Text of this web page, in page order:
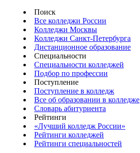
Поиск
Все колледжи России
Колледжи Москвы
Колледжи Санкт-Петербурга
Дистанционное образование
Специальности
Специальности колледжей
Подбор по профессии
Поступление
Поступление в колледж
Все об образовании в колледже
Словарь абитуриента
Рейтинги
«Лучший колледж России»
Рейтинги колледжей
Рейтинги специальностей